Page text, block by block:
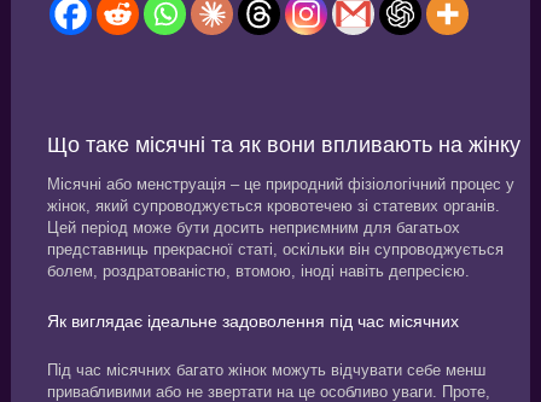
Що таке місячні та як вони впливають на жінку
Місячні або менструація – це природний фізіологічний процес у
жінок, який супроводжується кровотечею зі статевих органів.
Цей період може бути досить неприємним для багатьох
представниць прекрасної статі, оскільки він супроводжується
болем, роздратованістю, втомою, іноді навіть депресією.
Як виглядає ідеальне задоволення під час місячних
Під час місячних багато жінок можуть відчувати себе менш
привабливими або не звертати на це особливо уваги. Проте,